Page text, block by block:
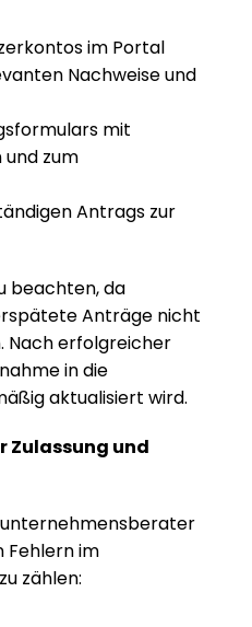
im Portal
Nachweise und
mit
und zum
Antrags zur
beachten, da
Anträge nicht
Nach erfolgreicher
in die
aktualisiert wird.
Zulassung und
Fehlern im
zählen: